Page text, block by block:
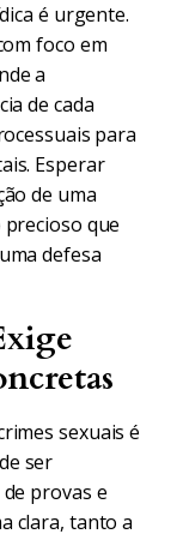
é urgente.
foco em
a
de cada
para
Esperar
de uma
que
defesa
sexuais é
ser
provas e
clara, tanto a